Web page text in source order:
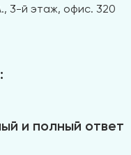
3-й этаж, офис. 320
и полный ответ